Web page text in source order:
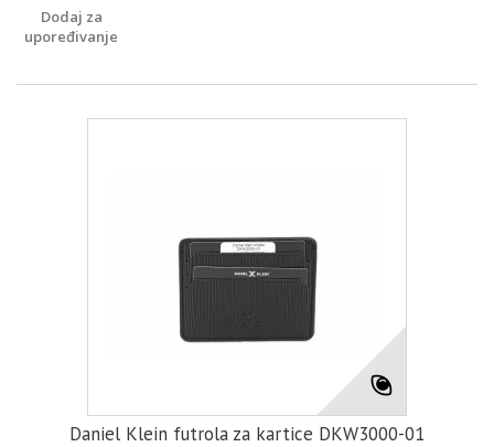
Dodaj za
upoređivanje
Daniel Klein futrola za kartice DKW3000-01